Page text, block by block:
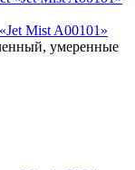
Mist A00101»
умеренные